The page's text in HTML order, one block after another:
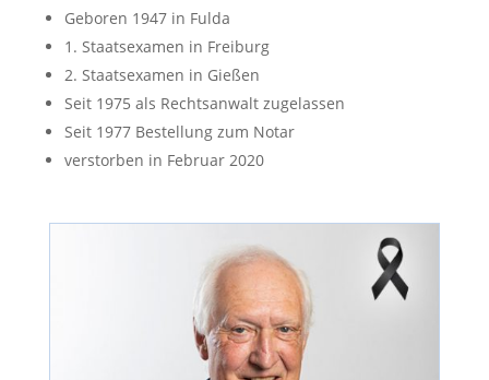
Geboren 1947 in Fulda
1. Staatsexamen in Freiburg
2. Staatsexamen in Gießen
Seit 1975 als Rechtsanwalt zugelassen
Seit 1977 Bestellung zum Notar
verstorben in Februar 2020